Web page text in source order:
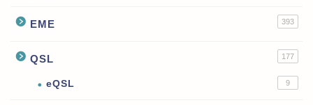
EME 393
QSL 177
eQSL 9